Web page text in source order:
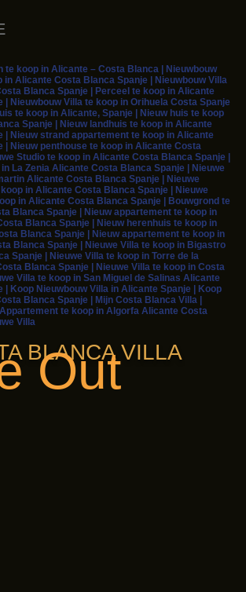
te koop in Alicante – Costa Blanca | Nieuwbouw
Alicante Costa Blanca Spanje | Nieuwbouw Villa
Blanca Spanje | Perceel te koop in Alicante
| Nieuwbouw Villa te koop in Orihuela Costa Spanje
te koop in Alicante, Spanje | Nieuw huis te koop
Spanje | Nieuw landhuis te koop in Alicante
| Nieuw strand appartement te koop in Alicante
| Nieuw penthouse te koop in Alicante Costa
Studio te koop in Alicante Costa Blanca Spanje |
La Zenia Alicante Costa Blanca Spanje | Nieuwe
Alicante Costa Blanca Spanje | Nieuwe
in Alicante Costa Blanca Spanje | Nieuwe
in Alicante Costa Blanca Spanje | Bouwgrond te
Blanca Spanje | Nieuw appartement te koop in
Blanca Spanje | Nieuw herenhuis te koop in
Blanca Spanje | Nieuw appartement te koop in
Blanca Spanje | Nieuwe Villa te koop in Bigastro
Spanje | Nieuwe Villa te koop in Torre de la
Blanca Spanje | Nieuwe Villa te koop in Costa
Villa te koop in San Miguel de Salinas Alicante
| Koop Nieuwbouw Villa in Alicante Spanje | Koop
Blanca Spanje | Mijn Costa Blanca Villa |
te koop in Algorfa Alicante Costa
Villa
BLANCA VILLA
Out